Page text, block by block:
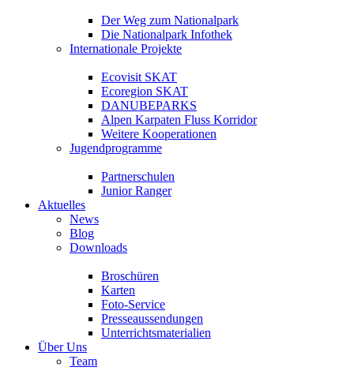
Der Weg zum Nationalpark
Die Nationalpark Infothek
Internationale Projekte
Ecovisit SKAT
Ecoregion SKAT
DANUBEPARKS
Alpen Karpaten Fluss Korridor
Weitere Kooperationen
Jugendprogramme
Partnerschulen
Junior Ranger
Aktuelles
News
Blog
Downloads
Broschüren
Karten
Foto-Service
Presseaussendungen
Unterrichtsmaterialien
Über Uns
Team